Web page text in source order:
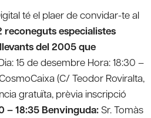
té el plaer de convidar-te al
reconeguts especialistes
del 2005 que
15 de desembre Hora: 18:30 –
(C/ Teodor Roviralta,
gratuïta, prèvia inscripció
– 18:35 Benvinguda:Sr. Tomàs